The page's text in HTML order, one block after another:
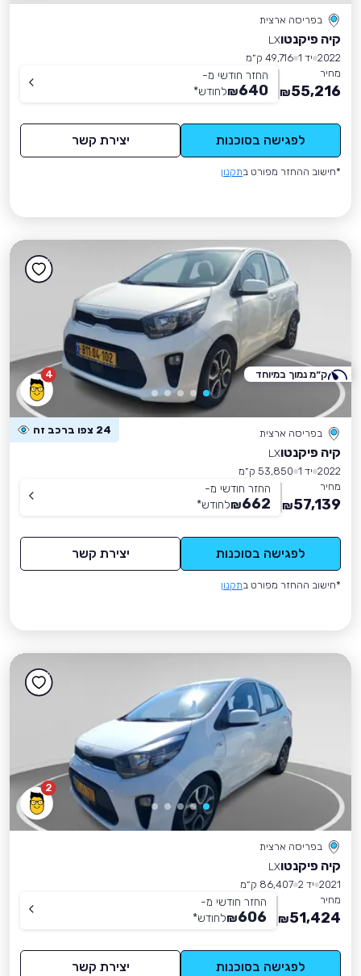
בפריסה ארצית
קיה פיקנטוLX
2022 יד 1
49,716 ק״מ
מחיר
55,216
₪
החזר חודשי מ-
640
₪לחודש*
לפגישה בסוכנות יצירת קשר
*חישוב ההחזר מפורט בתקנון
4
בפריסה ארצית 24 צפו ברכב זה
קיה פיקנטוLX
2022 יד 1
53,850 ק״מ
מחיר
57,139
₪
החזר חודשי מ-
662
₪לחודש*
לפגישה בסוכנות יצירת קשר
*חישוב ההחזר מפורט בתקנון
ק״מ נמוך במיוחד
2
בפריסה ארצית
קיה פיקנטוLX
2021 יד 2
86,407 ק״מ
מחיר
51,424
₪
החזר חודשי מ-
606
₪לחודש*
לפגישה בסוכנות יצירת קשר